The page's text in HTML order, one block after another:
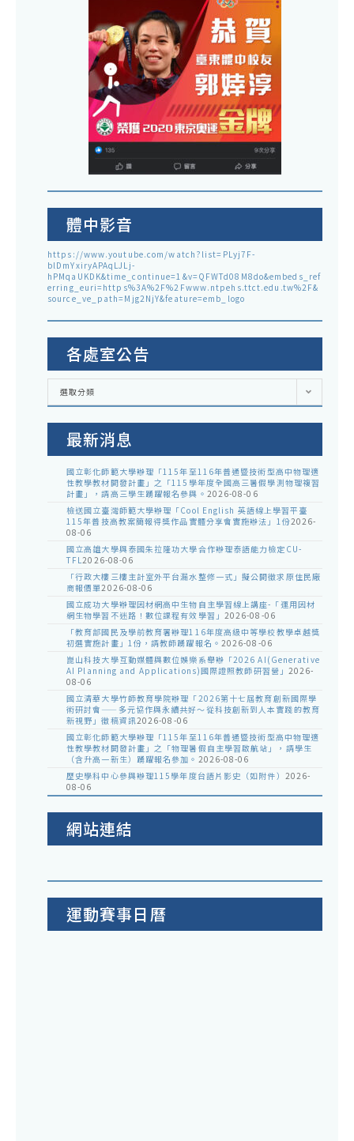
體中影音
https://www.youtube.com/watch?list=PLyj7F-
blDmYxiryAPAqLJLj-
hPMqaUKDK&time_continue=1&v=QFWTd08M8do&embeds_ref
erring_euri=https%3A%2F%2Fwww.ntpehs.ttct.edu.tw%2F&
source_ve_path=Mjg2NjY&feature=emb_logo
各處室公告
各
室
選取分類
最新消息
國立彰化師範大學辦理「115年至116年普通暨技術型高中物理適
性教學教材開發計畫」之「115學年度全國高三暑假學測物理複習
計畫」，請高三學生踴躍報名參與。 2026-08-06
檢送國立臺灣師範大學辦理「Cool English 英語線上學習平臺
115年普技高教案簡報得獎作品實體分享會實施辦法」1份2026-
08-06
國立高雄大學與泰國朱拉隆功大學合作辦理泰語能力檢定CU-
TFL2026-08-06
「行政大樓三樓主計室外平台漏水整修一式」擬公開徵求原住民廠
商報價單2026-08-06
國立成功大學辦理因材網高中生物自主學習線上講座-「運用因材
網生物學習不迷路！數位課程有效學習」 2026-08-06
「教育部國民及學前教育署辦理116年度高級中等學校教學卓越獎
初選實施計畫」1份，請教師踴躍報名。 2026-08-06
崑山科技大學互動媒體與數位娛樂系舉辦「2026 AI(Generative
AI Planning and Applications)國際證照教師研習營」 2026-
08-06
國立清華大學竹師教育學院辦理「2026第十七屆教育創新國際學
術研討會——多元協作與永續共好～從科技創新到人本實踐的教育
新視野」徵稿資訊2026-08-06
國立彰化師範大學辦理「115年至116年普通暨技術型高中物理適
性教學教材開發計畫」之「物理暑假自主學習啟航站」，請學生
（含升高一新生）踴躍報名參加。 2026-08-06
歷史學科中心參與辦理115學年度台語片影史（如附件） 2026-
08-06
網站連結
運動賽事日曆